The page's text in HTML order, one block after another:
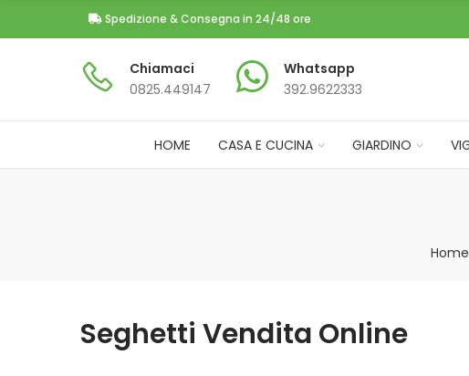
Spedizione & Consegna in 24/48 ore
Chiamaci
0825.449147​
Whatsapp
392.9622333
HOME CASA E CUCINA GIARDINO
Home
Seghetti Vendita Online